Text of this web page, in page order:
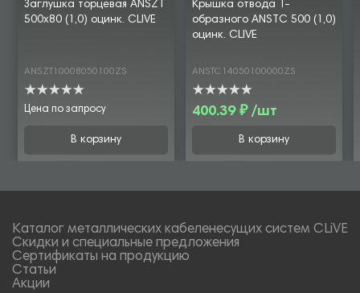
Заглушка торцевая ANSZT
500х80 (1,0) оцинк. CLIVE
ANSZT10008050100ZS
Цена по запросу
В корзину
Крышка отвода Т-
образного ANSTC 500 (1,0)
оцинк. CLIVE
ANSTC14050100000ZS
400.39 ₽ /шт
В корзину
Каталог металлических кабеленесущих систем CLiVE
Скидки и специальные предложения
Сертификаты на продукцию
Статьи
Акции